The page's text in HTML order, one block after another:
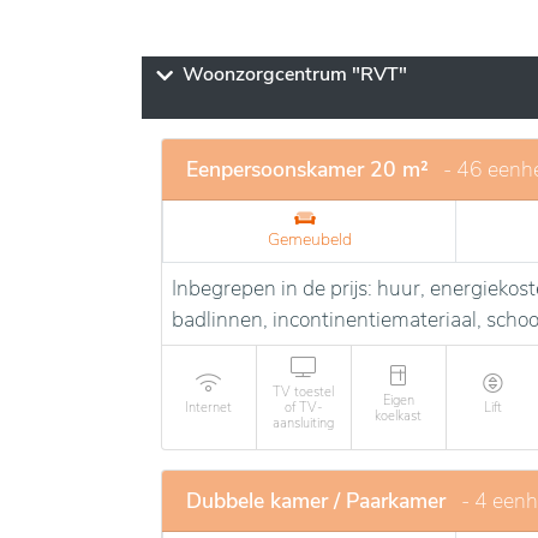
Woonzorgcentrum "RVT"
Eenpersoonskamer 20 m² - 46
Gemeubeld
Inbegrepen in de prijs: huur,
badlinnen, incontinentiemateriaal,
Internet
TV toestel
of TV-
aansluiting
Eigen
koelkast
Lift
Dubbele kamer / Paarkamer - 4